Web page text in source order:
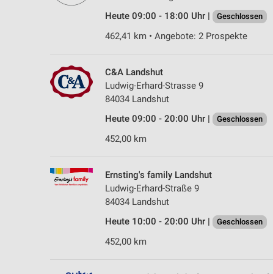
Heute 09:00 - 18:00 Uhr |
Geschlossen
462,41 km • Angebote: 2 Prospekte
C&A Landshut
Ludwig-Erhard-Strasse 9
84034 Landshut
Heute 09:00 - 20:00 Uhr |
Geschlossen
452,00 km
Ernsting's family Landshut
Ludwig-Erhard-Straße 9
84034 Landshut
Heute 10:00 - 20:00 Uhr |
Geschlossen
452,00 km